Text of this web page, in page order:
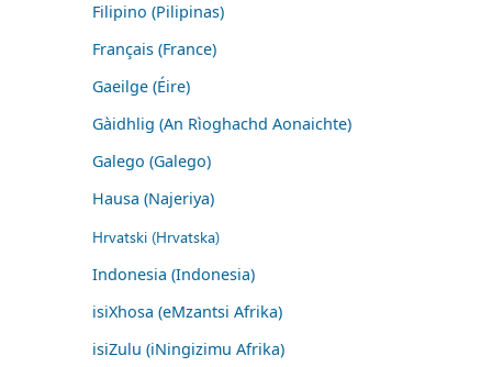
Filipino (Pilipinas)
Français (France)
Gaeilge (Éire)
Gàidhlig (An Rìoghachd Aonaichte)
Galego (Galego)
Hausa (Najeriya)
Hrvatski (Hrvatska)
Indonesia (Indonesia)
isiXhosa (eMzantsi Afrika)
isiZulu (iNingizimu Afrika)